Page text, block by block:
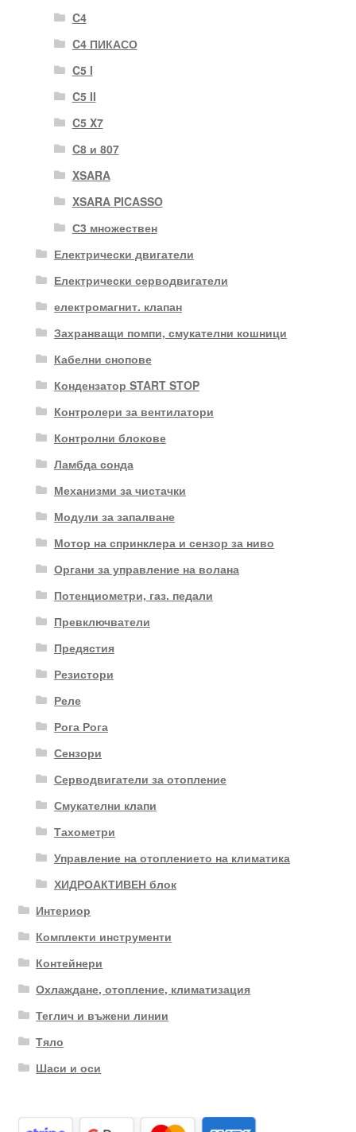
C4
C4 ПИКАСО
C5 I
C5 II
C5 X7
C8 и 807
XSARA
XSARA PICASSO
С3 множествен
Електрически двигатели
Електрически серводвигатели
електромагнит. клапан
Захранващи помпи, смукателни кошници
Кабелни снопове
Кондензатор START STOP
Контролери за вентилатори
Контролни блокове
Ламбда сонда
Механизми за чистачки
Модули за запалване
Мотор на спринклера и сензор за ниво
Органи за управление на волана
Потенциометри, газ. педали
Превключватели
Предястия
Резистори
Реле
Рога Рога
Сензори
Серводвигатели за отопление
Смукателни клапи
Тахометри
Управление на отоплението на климатика
ХИДРОАКТИВЕН блок
Интериор
Комплекти инструменти
Контейнери
Охлаждане, отопление, климатизация
Теглич и въжени линии
Тяло
Шаси и оси